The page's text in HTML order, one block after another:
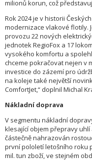
milionů korun, což
Rok 2024 je v historii
modernizace vlakové flotily.
provozu 22 nových
jednotek RegioFox a 17
vysokého komfortu a
chceme pokračovat nejen v
investice do zázemí pro
na koleje také největší
ComfortJet,“ doplnil Michal
Nákladní doprava
V segmentu nákladní
klesající objem přepravy
částečně nahrazován
první pololetí letošního roku
mil. tun zboží, ve stejném